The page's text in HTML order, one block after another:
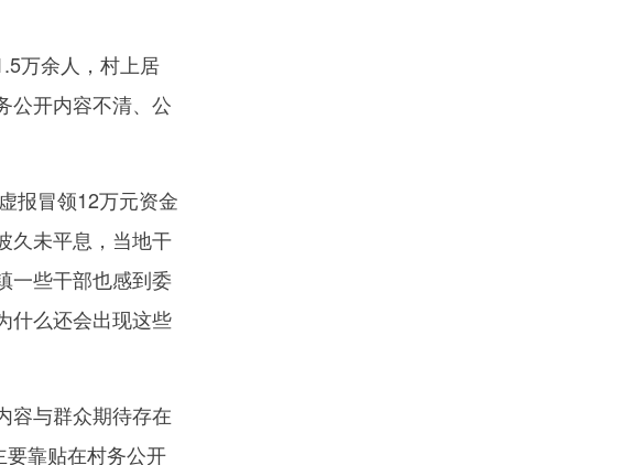
万余人，村上居
公开内容不清、公
报冒领12万元资金
久未平息，当地干
一些干部也感到委
什么还会出现这些
与群众期待存在
要靠贴在村务公开